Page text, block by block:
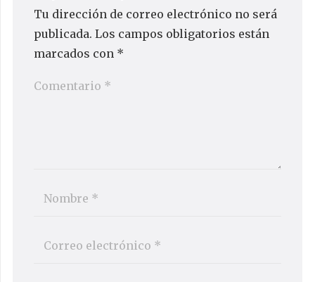
Tu dirección de correo electrónico no será
publicada. Los campos obligatorios están
marcados con *